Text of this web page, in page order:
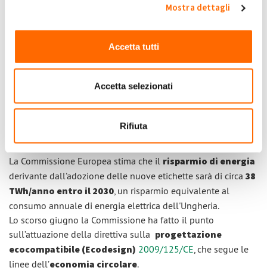
Mostra dettagli
Accetta tutti
Accetta selezionati
Rifiuta
mercato e non del tutto conformi ai regolamenti di
totale e causano una perdita del 10% del risparmio
Risparmio energetico previsto
La Commissione Europea stima che il risparmio di energia
derivante dall’adozione delle nuove etichette sarà di circa 38
TWh/anno entro il 2030, un risparmio equivalente al
consumo annuale di energia elettrica dell'Ungheria.
Lo scorso giugno la Commissione ha fatto il punto
sull’attuazione della direttiva sulla progettazione
ecocompatibile (Ecodesign) 2009/125/CE, che segue le
linee dell’economia circolare.